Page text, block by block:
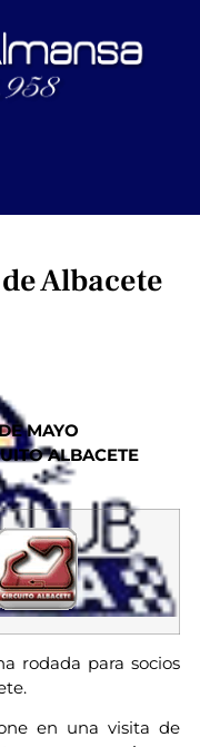
Albacete
MAYO
ALBACETE
rodada para socios
en una visita de